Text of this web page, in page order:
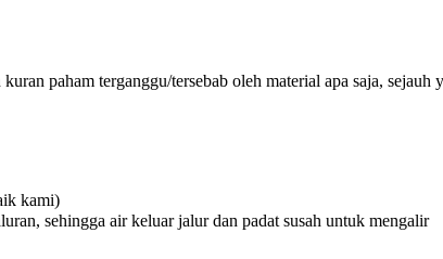
paham terganggu/tersebab oleh material apa saja, sejauh
kami)
sehingga air keluar jalur dan padat susah untuk mengalir